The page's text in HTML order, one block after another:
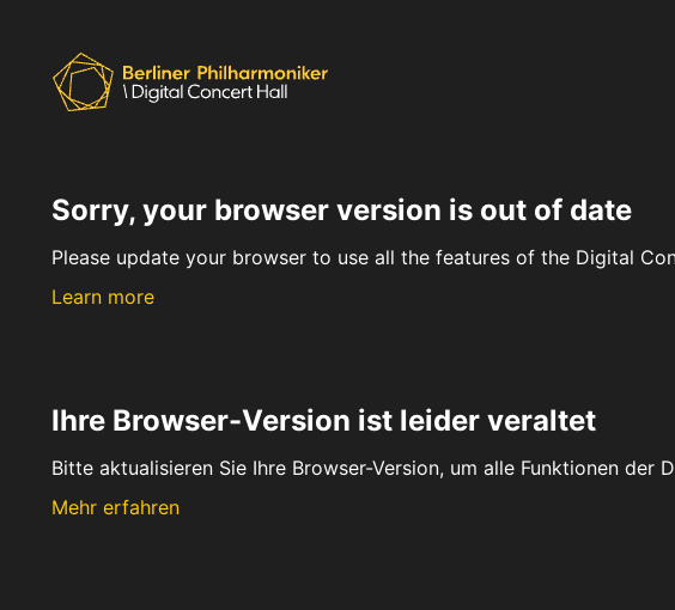
Sorry, your browser version is out of date
Please update your browser to use all the features of the Digital
Learn more
Ihre Browser-Version ist leider veraltet
Bitte aktualisieren Sie Ihre Browser-Version, um alle Funktionen der
Mehr erfahren